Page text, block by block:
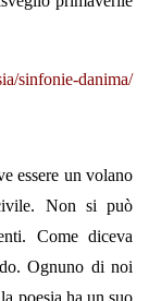
sinfonie-danima/
essere un volano
Non si può
Come diceva
Ognuno di noi
poesia ha un suo